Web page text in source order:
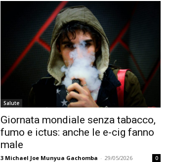
Salute
Giornata mondiale senza tabacco,
fumo e ictus: anche le e-cig fanno
male
3 Michael Joe Munyua Gachomba - 29/05/2026 0